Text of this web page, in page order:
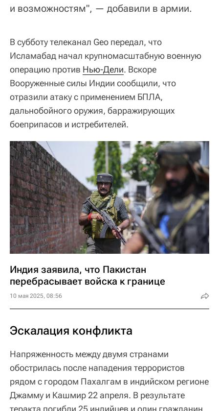
и возможностям", — добавили в армии.
В субботу телеканал Geo передал, что
Исламабад начал крупномасштабную военную
операцию против Нью-Дели. Вскоре
Вооруженные силы Индии сообщили, что
отразили атаку с применением БПЛА,
дальнобойного оружия, барражирующих
боеприпасов и истребителей.
Индия заявила, что Пакистан
перебрасывает войска к границе
10 мая 2025, 08:56
Эскалация конфликта
Напряженность между двумя странами
обострилась после нападения террористов
рядом с городом Пахалгам в индийском регионе
Джамму и Кашмир 22 апреля. В результате
теракта погибли 25 индийцев и один гражданин